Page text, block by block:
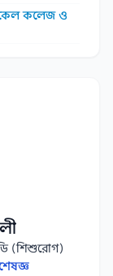
কলেজ ও
(শিশুরোগ)